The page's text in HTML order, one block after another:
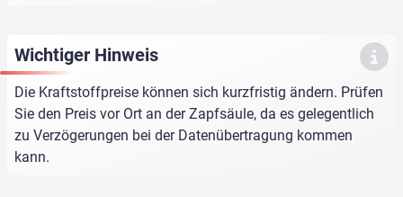
Wichtiger Hinweis
Die Kraftstoffpreise können sich kurzfristig ändern. Prüfen
Sie den Preis vor Ort an der Zapfsäule, da es gelegentlich
zu Verzögerungen bei der Datenübertragung kommen
kann.